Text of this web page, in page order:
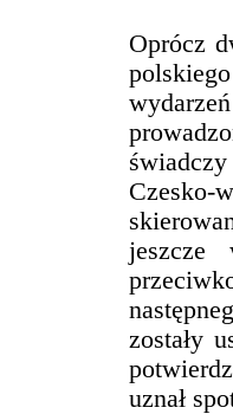
Oprócz
jeszcze
zostały
uznał